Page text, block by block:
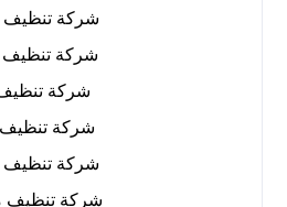
شركة تنظيف
شركة تنظيف
شركة
شركة
شركة تنظيف
شركة تنظيف